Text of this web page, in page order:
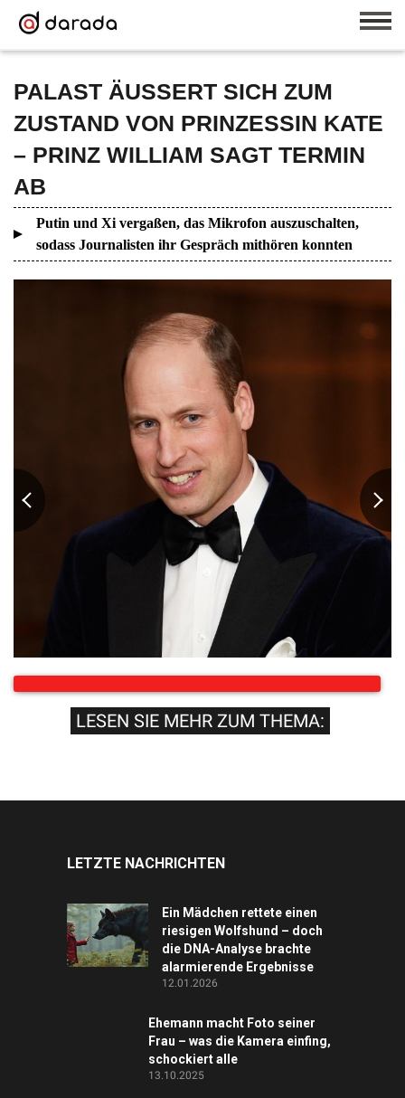
PALAST ÄUSSERT SICH ZUM
ZUSTAND VON PRINZESSIN KATE
– PRINZ WILLIAM SAGT TERMIN
AB
Putin und Xi vergaßen, das Mikrofon auszuschalten,
sodass Journalisten ihr Gespräch mithören konnten
LESEN SIE MEHR ZUM THEMA:
LETZTE NACHRICHTEN
Ein Mädchen rettete einen
riesigen Wolfshund – doch
die DNA-Analyse brachte
alarmierende Ergebnisse
12.01.2026
Ehemann macht Foto seiner
Frau – was die Kamera einfing,
schockiert alle
13.10.2025